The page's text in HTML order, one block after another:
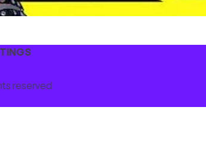
reserved